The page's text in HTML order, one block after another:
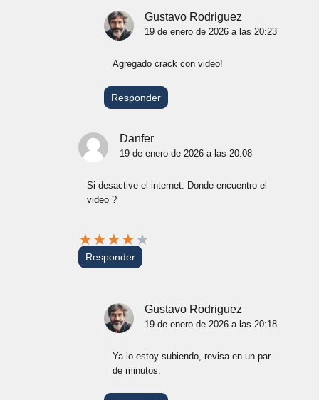
Gustavo Rodriguez
19 de enero de 2026 a las 20:23
Agregado crack con video!
Responder
Danfer
19 de enero de 2026 a las 20:08
Si desactive el internet. Donde encuentro el
video ?
★★★★★
Responder
Gustavo Rodriguez
19 de enero de 2026 a las 20:18
Ya lo estoy subiendo, revisa en un par
de minutos.